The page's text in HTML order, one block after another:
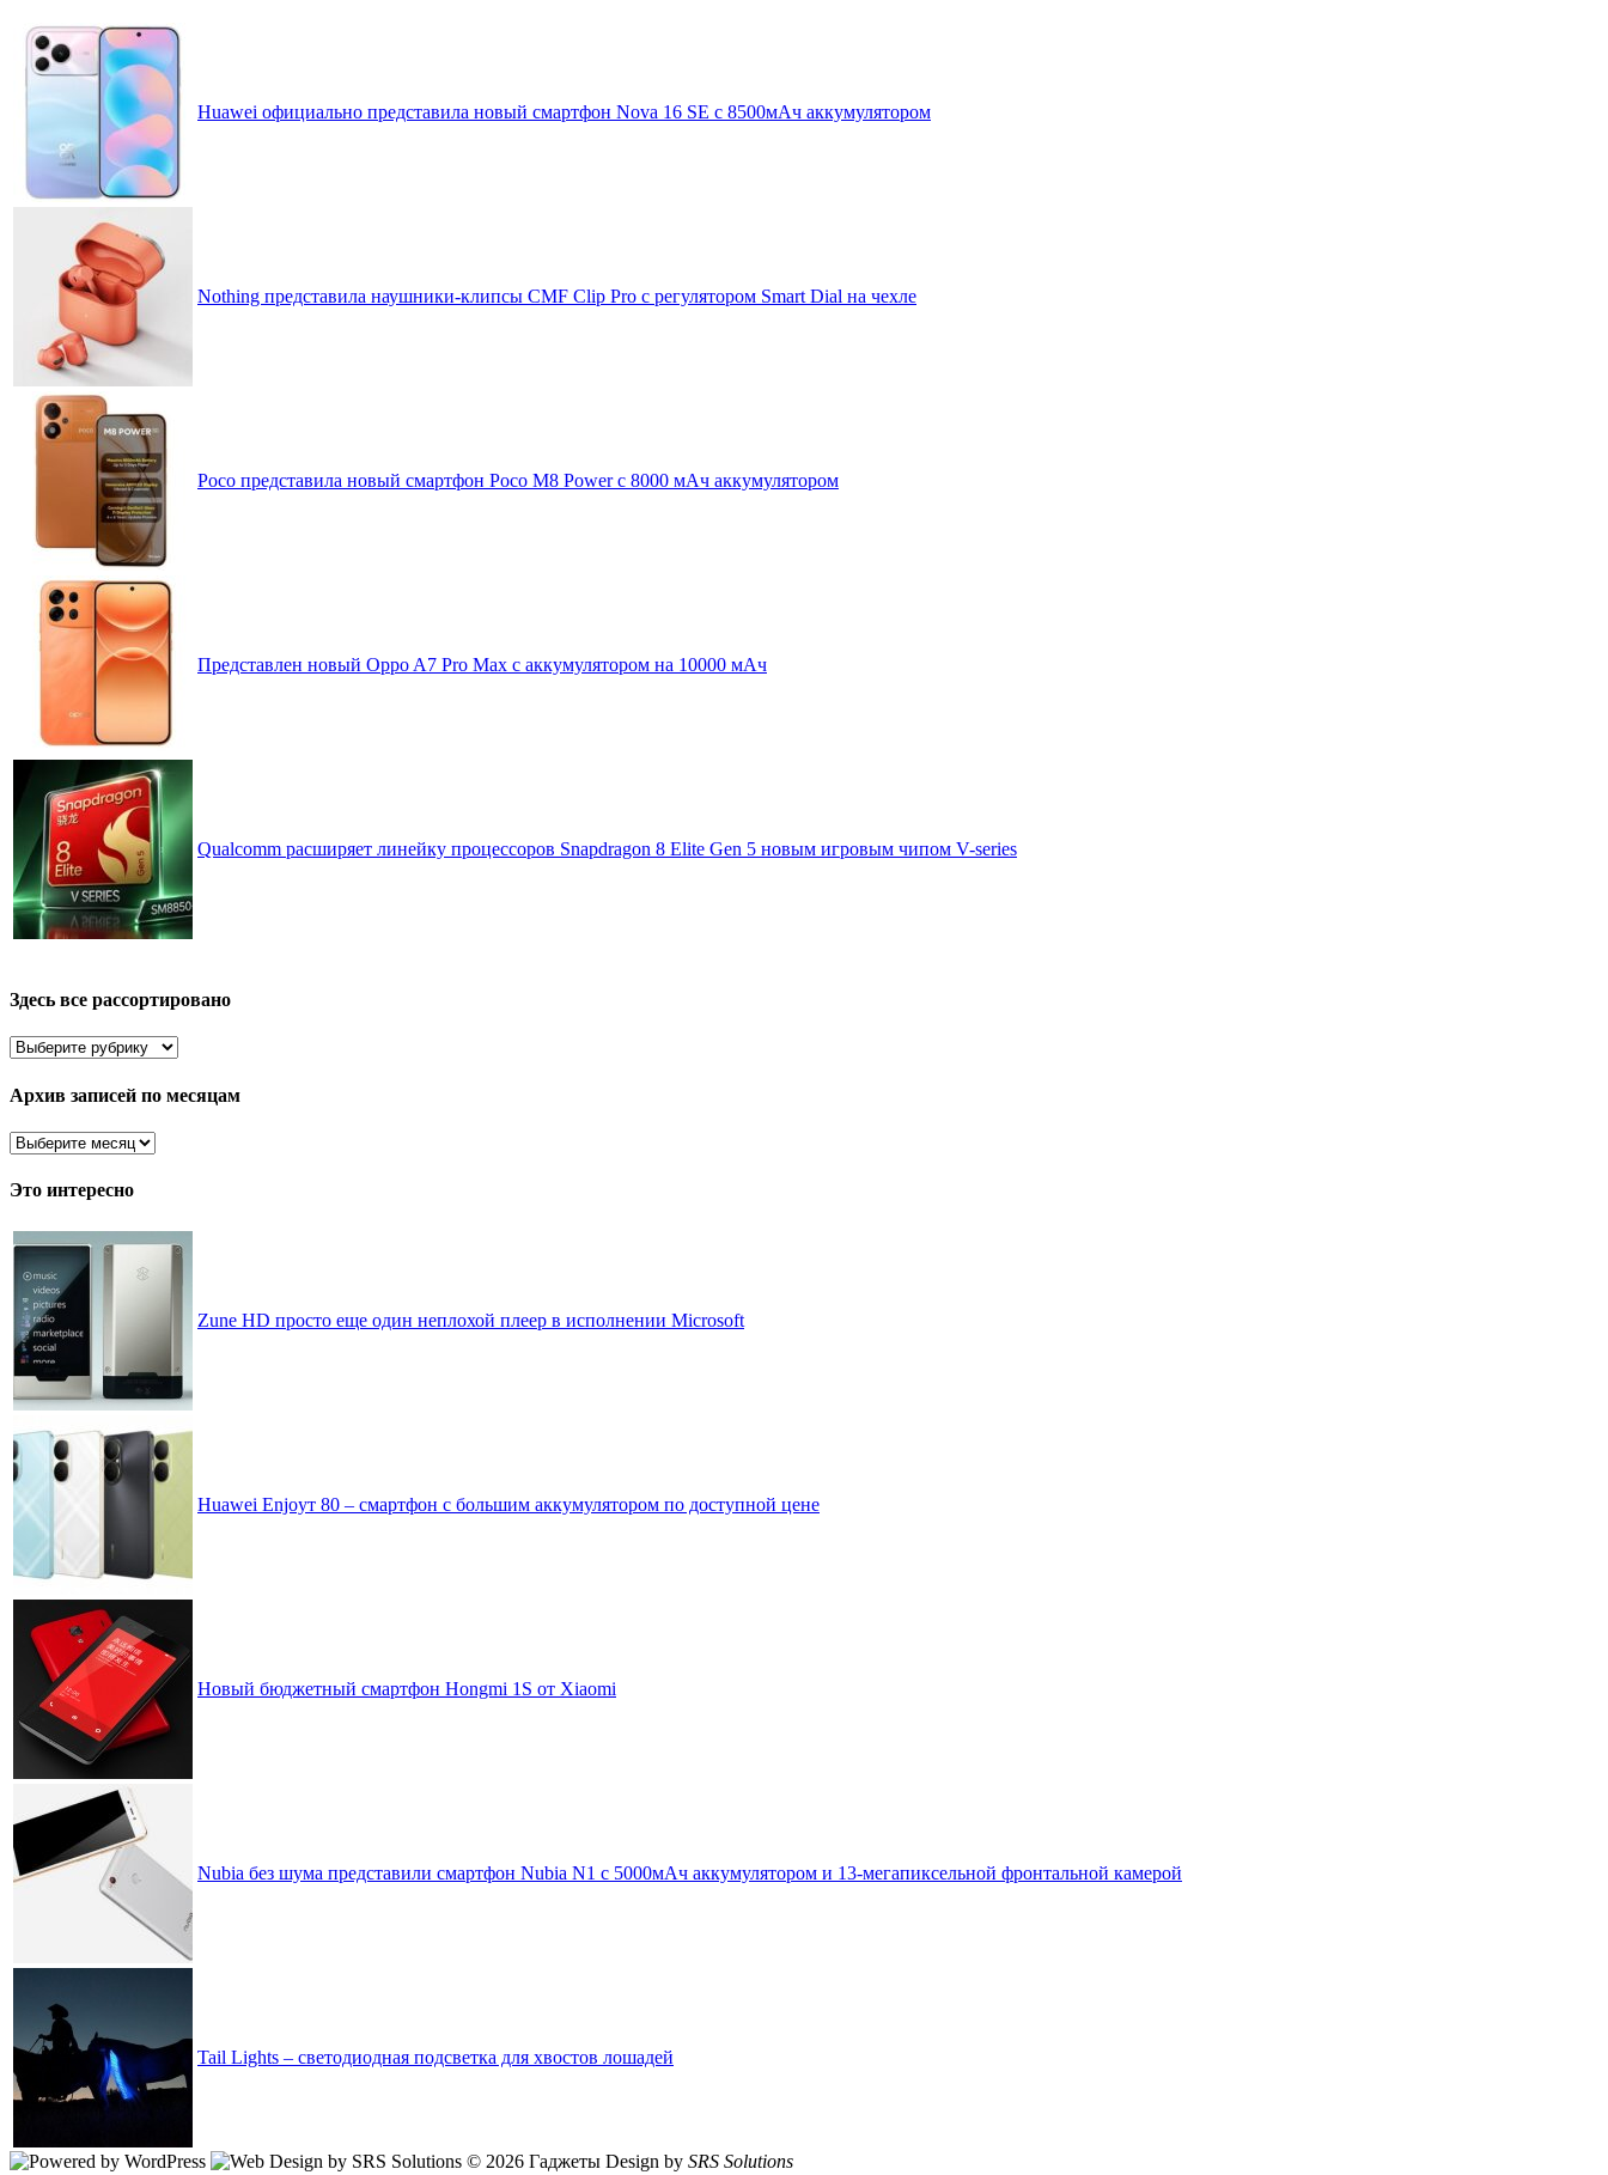
Huawei официально представила новый смартфон Nova 16 SE с 8500мАч аккумулятором
Nothing представила наушники-клипсы CMF Clip Pro с регулятором Smart Dial на чехле
Poco представила новый смартфон Poco M8 Power с 8000 мАч аккумулятором
Представлен новый Oppo A7 Pro Max с аккумулятором на 10000 мАч
Qualcomm расширяет линейку процессоров Snapdragon 8 Elite Gen 5 новым игровым чипом V-series
Здесь все рассортировано
Здесь
рассортировано
Архив записей по месяцам
Архив
по
Это интересно
Zune HD просто еще один неплохой плеер в исполнении Microsoft
Huawei Enjoyт 80 – смартфон с большим аккумулятором по доступной цене
Новый бюджетный смартфон Hongmi 1S от Xiaomi
Nubia без шума представили смартфон Nubia N1 с 5000мАч аккумулятором и 13-мегапиксельной фронтальной камерой
Tail Lights – светодиодная подсветка для хвостов лошадей
© 2026 Гаджеты Design by SRS Solutions